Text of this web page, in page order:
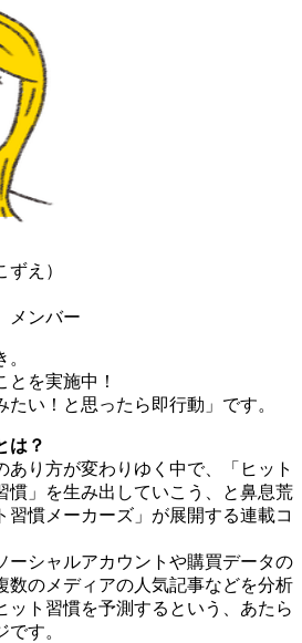
え）
メンバー
とを実施中！
い！と思ったら即行動」です。
は？
あり方が変わりゆく中で、「ヒット
慣」を生み出していこう、と鼻息荒
習慣メーカーズ」が展開する連載コ
ーシャルアカウントや購買データの
数のメディアの人気記事などを分析
ット習慣を予測するという、あたら
す。